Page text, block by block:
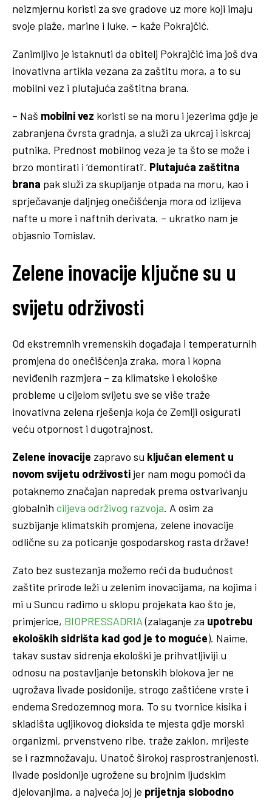
neizmjernu koristi za sve gradove uz more koji imaju
svoje plaže, marine i luke. – kaže Pokrajčić.
Zanimljivo je istaknuti da obitelj Pokrajčić ima još dva
inovativna artikla vezana za zaštitu mora, a to su
mobilni vez i plutajuća zaštitna brana.
– Naš mobilni vez koristi se na moru i jezerima gdje je
zabranjena čvrsta gradnja, a služi za ukrcaj i iskrcaj
putnika. Prednost mobilnog veza je ta što se može i
brzo montirati i ‘demontirati’. Plutajuća zaštitna
brana pak služi za skupljanje otpada na moru, kao i
sprječavanje daljnjeg onečišćenja mora od izlijeva
nafte u more i naftnih derivata. – ukratko nam je
objasnio Tomislav.
Zelene inovacije ključne su u
svijetu održivosti
Od ekstremnih vremenskih događaja i temperaturnih
promjena do onečišćenja zraka, mora i kopna
neviđenih razmjera – za klimatske i ekološke
probleme u cijelom svijetu sve se više traže
inovativna zelena rješenja koja će Zemlji osigurati
veću otpornost i dugotrajnost.
Zelene inovacije zapravo su ključan element u
novom svijetu održivosti jer nam mogu pomoći da
potaknemo značajan napredak prema ostvarivanju
globalnih ciljeva održivog razvoja. A osim za
suzbijanje klimatskih promjena, zelene inovacije
odlične su za poticanje gospodarskog rasta države!
Zato bez sustezanja možemo reći da budućnost
zaštite prirode leži u zelenim inovacijama, na kojima i
mi u Suncu radimo u sklopu projekata kao što je,
primjerice, BIOPRESSADRIA(zalaganje za upotrebu
ekoloških sidrišta kad god je to moguće). Naime,
takav sustav sidrenja ekološki je prihvatljiviji u
odnosu na postavljanje betonskih blokova jer ne
ugrožava livade posidonije, strogo zaštićene vrste i
endema Sredozemnog mora. To su tvornice kisika i
skladišta ugljikovog dioksida te mjesta gdje morski
organizmi, prvenstveno ribe, traže zaklon, mrijeste
se i razmnožavaju. Unatoč širokoj rasprostranjenosti,
livade posidonije ugrožene su brojnim ljudskim
djelovanjima, a najveća joj je prijetnja slobodno